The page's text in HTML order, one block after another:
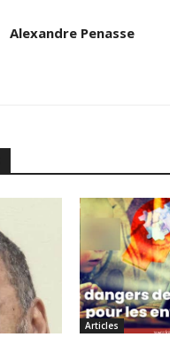
Alexandre Penasse
Articles